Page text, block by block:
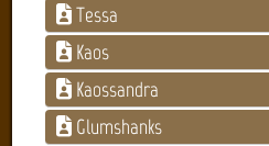
Tessa
Kaos
Kaossandra
Glumshanks